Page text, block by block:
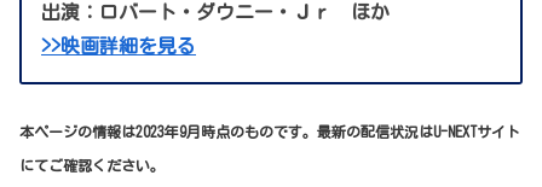
出演：ロバート・ダウニー・Ｊｒ ほか
>>映画詳細を見る
本ページの情報は2023年9月時点のものです。最新の配信状況はU-NEXTサイト
にてご確認ください。